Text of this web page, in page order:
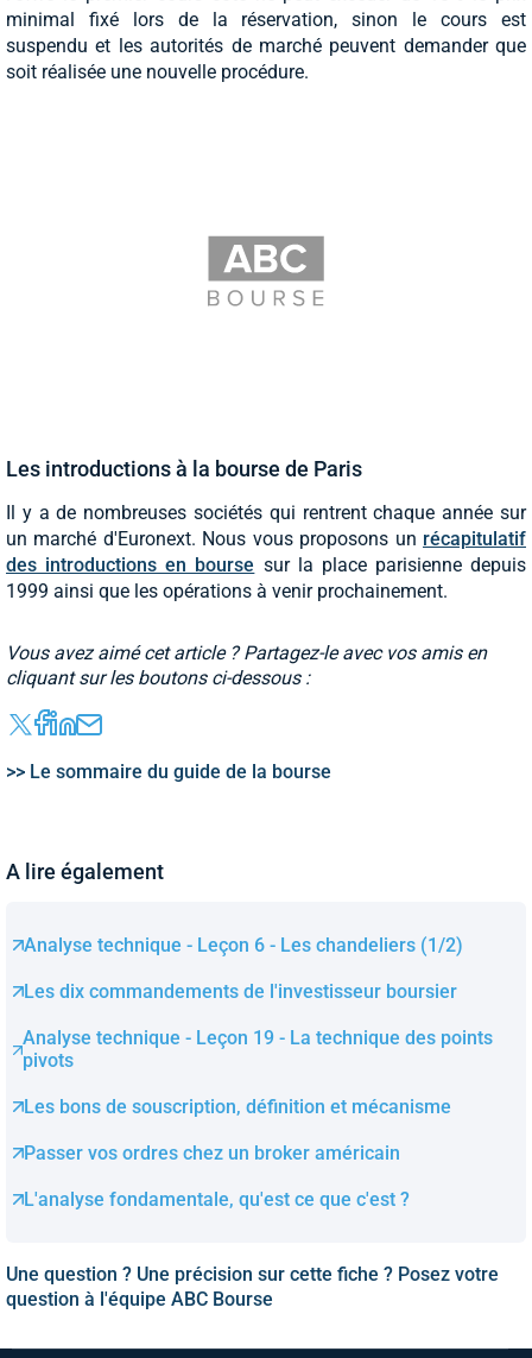
minimal fixé lors de la réservation, sinon le cours est
suspendu et les autorités de marché peuvent demander que
soit réalisée une nouvelle procédure.
Les introductions à la bourse de Paris
Il y a de nombreuses sociétés qui rentrent chaque année sur
un marché d'Euronext. Nous vous proposons un récapitulatif
des introductions en bourse sur la place parisienne depuis
1999 ainsi que les opérations à venir prochainement.
Vous avez aimé cet article ? Partagez-le avec vos amis en
cliquant sur les boutons ci-dessous :
>> Le sommaire du guide de la bourse
A lire également
Analyse technique - Leçon 6 - Les chandeliers (1/2)
Les dix commandements de l'investisseur boursier
Analyse technique - Leçon 19 - La technique des points
pivots
Les bons de souscription, définition et mécanisme
Passer vos ordres chez un broker américain
L'analyse fondamentale, qu'est ce que c'est ?
Une question ? Une précision sur cette fiche ? Posez votre
question à l'équipe ABC Bourse